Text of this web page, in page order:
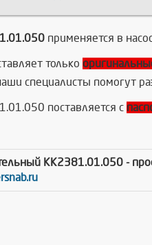
применяется в
только
специалисты помогут
поставляется с
КК2381.01.050 -